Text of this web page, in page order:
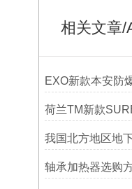
相关文章/
轴承加热器选购